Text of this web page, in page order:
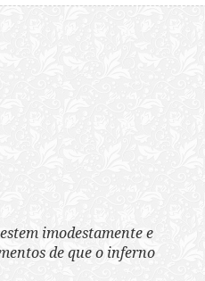
imodestamente e
de que o inferno